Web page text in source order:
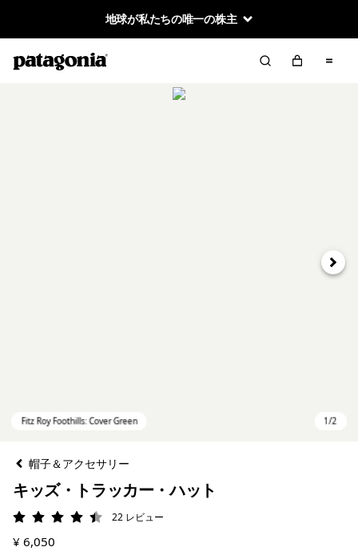
地球が私たちの唯一の株主
次へ
帽子＆アクセサリー
キッズ・トラッカー・ハット
評価: 4.5 / 5
22 レビュー
¥ 6,050